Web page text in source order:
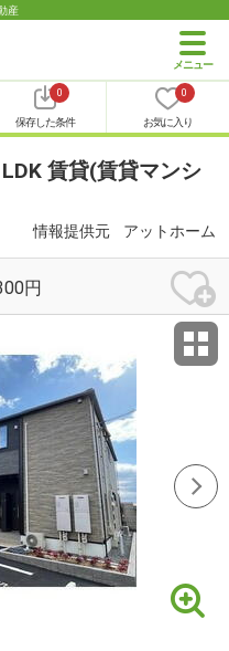
産
0
保存した条件
0
お気に入り
賃貸(賃貸マンシ
情報提供元 アットホーム
円